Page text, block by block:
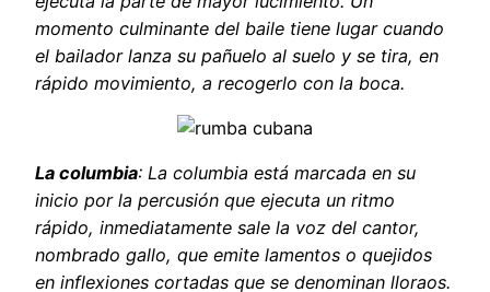
momento culminante del baile tiene lugar cuando
el bailador lanza su pañuelo al suelo y se tira, en
rápido movimiento, a recogerlo con la boca.
La columbia: La columbia está marcada en su
inicio por la percusión que ejecuta un ritmo
rápido, inmediatamente sale la voz del cantor,
nombrado gallo, que emite lamentos o quejidos
en inflexiones cortadas que se denominan lloraos.